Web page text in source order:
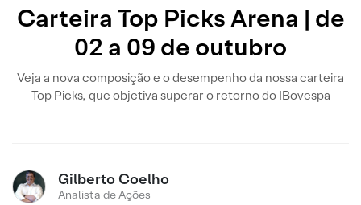
Carteira Top Picks Arena | de
02 a 09 de outubro
Veja a nova composição e o desempenho da nossa carteira
Top Picks, que objetiva superar o retorno do IBovespa
Gilberto Coelho
Analista de Ações